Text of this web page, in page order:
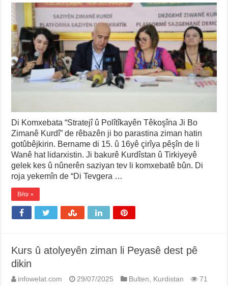
Di Komxebata “Stratejî û Polîtîkayên Têkoşîna Ji Bo
Zimanê Kurdî” de rêbazên ji bo parastina ziman hatin
gotûbêjkirin. Bername di 15. û 16yê çirîya pêşîn de li
Wanê hat lidarxistin. Ji bakurê Kurdîstan û Tirkiyeyê
gelek kes û nûnerên saziyan tev li komxebatê bûn. Di
roja yekemîn de “Di Tevgera …
Bêtir »
Kurs û atolyeyên ziman li Peyasê dest pê
dikin
infowelat.com 29/07/2025 Bulten Kurdistan 71